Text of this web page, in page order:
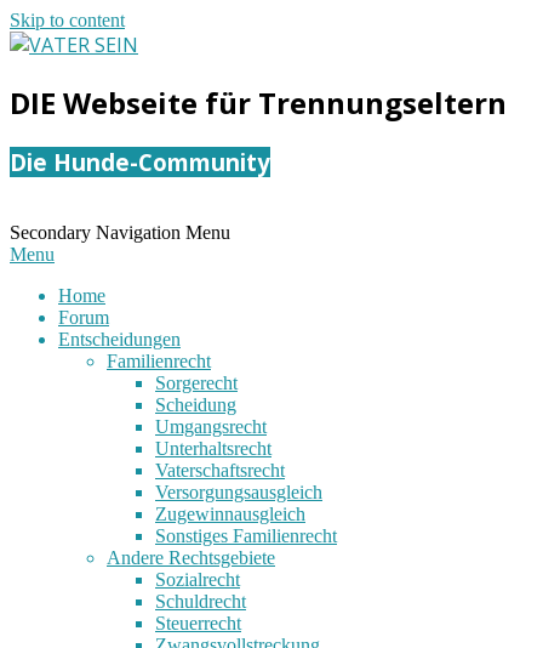
Skip to content
SEIN
DIE Webseite für Trennungseltern
Die Hunde-Community
Secondary Navigation Menu
Menu
Home
Forum
Entscheidungen
Familienrecht
Sorgerecht
Scheidung
Umgangsrecht
Unterhaltsrecht
Vaterschaftsrecht
Versorgungsausgleich
Zugewinnausgleich
Sonstiges Familienrecht
Andere Rechtsgebiete
Sozialrecht
Schuldrecht
Steuerrecht